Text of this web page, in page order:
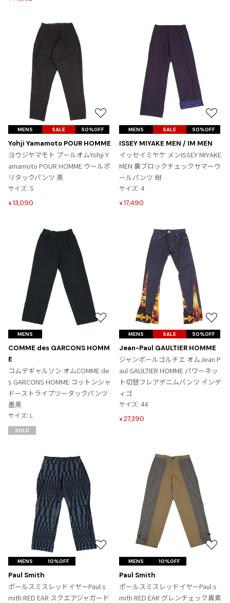
Yohji Yamamoto POUR HOMME
ヨウジヤマモト プールオムYohji Y
amamoto POUR HOMME ウールポ
リタックパンツ 黒
サイズ: S
¥ 13,090
MENS SALE 50%OFF
気
に
入
ISSEY MIYAKE MEN / IM MEN
イッセイミヤケ メンISSEY MIYAKE
MEN 裏ブロックチェックサマーウ
ールパンツ 紺
サイズ: 4
¥ 17,490
MENS SALE 50%OFF
気
に
入
り
COMME des GARCONS HOMM
E
コムデギャルソン オムCOMME de
s GARCONS HOMME コットンシャ
ドーストライプツータックパンツ
墨黒
サイズ: L
SOLD
MENS
お
に
り
に
追
Jean-Paul GAULTIER HOMME
ジャンポールゴルチエ オムJean P
aul GAULTIER HOMME パワーネッ
ト切替フレアデニムパンツ インデ
ィゴ
サイズ: 44
¥ 27,390
MENS SALE 50%OFF
お
気
に
入
り
に
Paul Smith
ポールスミスレッドイヤーPaul s
mith RED EAR スクエアジャガード
MENS 10%OFF
お
入
り
Paul Smith
ポールスミスレッドイヤーPaul s
mith RED EAR グレンチェック異素
MENS 10%OFF
入
り